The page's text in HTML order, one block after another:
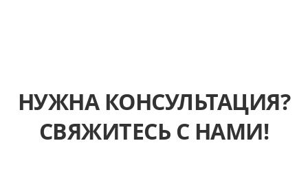
НУЖНА КОНСУЛЬТАЦИЯ?
СВЯЖИТЕСЬ С НАМИ!